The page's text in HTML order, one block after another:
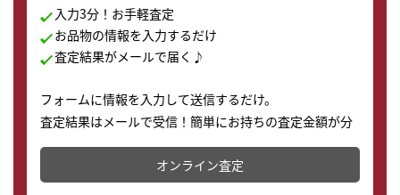
入力3分！お手軽査定
お品物の情報を入力するだけ
査定結果がメールで届く♪
フォームに情報を入力して送信するだけ。
査定結果はメールで受信！簡単にお持ちの査定金額が分
かります。
オンライン査定